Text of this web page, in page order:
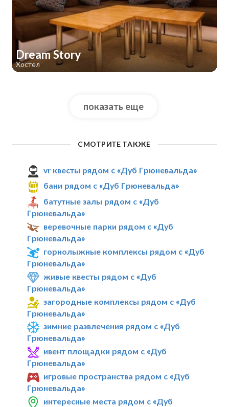
Dream Story
Хостел
показать еще
СМОТРИТЕ ТАКЖЕ
vr квесты рядом с «Дуб Грюневальда»
бани рядом с «Дуб Грюневальда»
батутные залы рядом с «Дуб
Грюневальда»
веревочные парки рядом с «Дуб
Грюневальда»
горнолыжные комплексы рядом с «Дуб
Грюневальда»
живые квесты рядом с «Дуб
Грюневальда»
загородные комплексы рядом с «Дуб
Грюневальда»
зимние развлечения рядом с «Дуб
Грюневальда»
ивент площадки рядом с «Дуб
Грюневальда»
игровые пространства рядом с «Дуб
Грюневальда»
интересные места рядом с «Дуб